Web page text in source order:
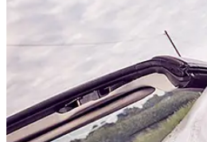
Sports